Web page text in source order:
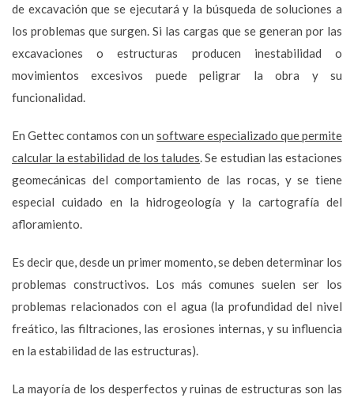
de excavación que se ejecutará y la búsqueda de soluciones a
los problemas que surgen. Si las cargas que se generan por las
excavaciones o estructuras producen inestabilidad o
movimientos excesivos puede peligrar la obra y su
funcionalidad.
En Gettec contamos con un software especializado que permite
calcular la estabilidad de los taludes. Se estudian las estaciones
geomecánicas del comportamiento de las rocas, y se tiene
especial cuidado en la hidrogeología y la cartografía del
afloramiento.
Es decir que, desde un primer momento, se deben determinar los
problemas constructivos. Los más comunes suelen ser los
problemas relacionados con el agua (la profundidad del nivel
freático, las filtraciones, las erosiones internas, y su influencia
en la estabilidad de las estructuras).
La mayoría de los desperfectos y ruinas de estructuras son las